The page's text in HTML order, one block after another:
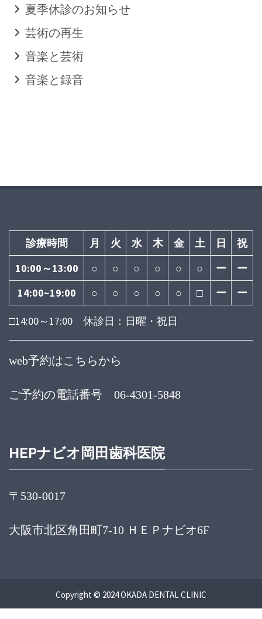
夏季休診のお知らせ
芸術の再生
音楽と芸術
音楽と録音
診療時間 月 火 水 木 金 土 日
祝
10:00～13:00
○ ○ ○ ○ ○ ○ ー
ー
14:00~19:00
○ ○ ○ ○ ○ □ ー ー
□14:00～17:00 休診日：日曜・祝日
web予約はこちらから
ご予約の電話番号 06-4301-5848
HEPナビオ岡田歯科医院
〒530-0017
大阪市北区角田町7-10 ＨＥＰナビオ6F
Copyright © 2024 OKADA DENTAL CLINIC